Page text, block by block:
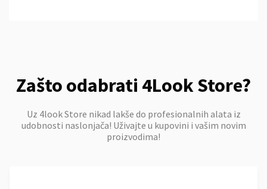
Zašto odabrati 4Look Store?
Uz 4look Store nikad lakše do profesionalnih alata iz
udobnosti naslonjača! Uživajte u kupovini i vašim novim
proizvodima!